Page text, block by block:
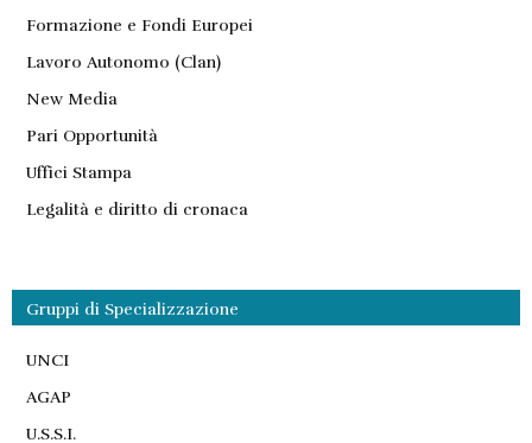
Formazione e Fondi Europei
Lavoro Autonomo (Clan)
New Media
Pari Opportunità
Uffici Stampa
Legalità e diritto di cronaca
Gruppi di Specializzazione
UNCI
AGAP
U.S.S.I.